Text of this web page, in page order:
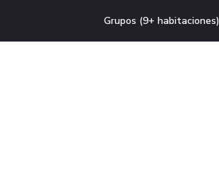
Grupos (9+ habitaciones)